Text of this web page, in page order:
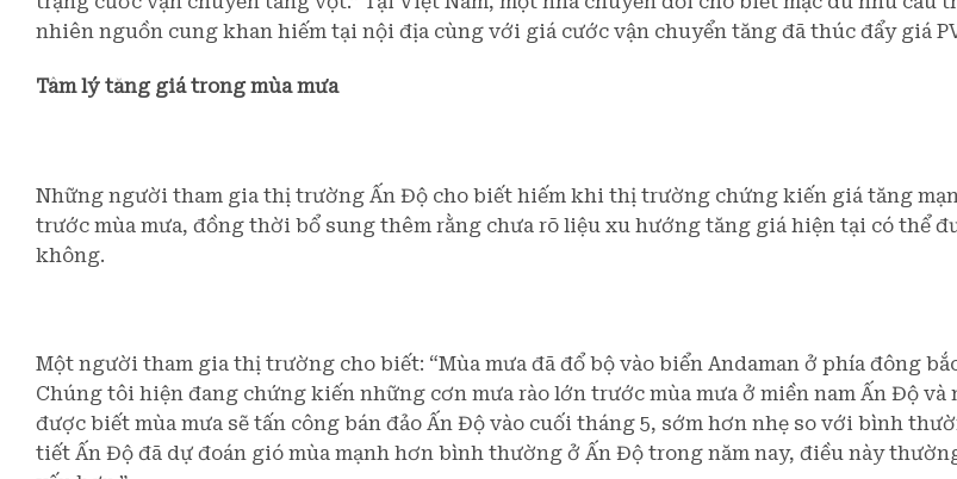
nhiên nguồn cung khan hiếm tại nội địa cùng với giá cước vận chuyển tăng đã thúc đẩy giá
Tâm lý tăng giá trong mùa mưa
Những người tham gia thị trường Ấn Độ cho biết hiếm khi thị trường chứng kiến giá tăng
trước mùa mưa, đồng thời bổ sung thêm rằng chưa rõ liệu xu hướng tăng giá hiện tại có thể
không.
Một người tham gia thị trường cho biết: “Mùa mưa đã đổ bộ vào biển Andaman ở phía đông
Chúng tôi hiện đang chứng kiến những cơn mưa rào lớn trước mùa mưa ở miền nam Ấn Độ và
được biết mùa mưa sẽ tấn công bán đảo Ấn Độ vào cuối tháng 5, sớm hơn nhẹ so với bình
tiết Ấn Độ đã dự đoán gió mùa mạnh hơn bình thường ở Ấn Độ trong năm nay, điều này